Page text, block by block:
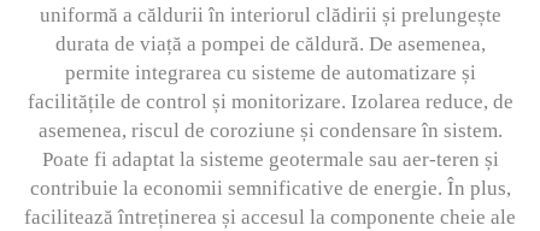
uniformă a căldurii în interiorul clădirii și prelungește
durata de viață a pompei de căldură. De asemenea,
permite integrarea cu sisteme de automatizare și
facilitățile de control și monitorizare. Izolarea reduce, de
asemenea, riscul de coroziune și condensare în sistem.
Poate fi adaptat la sisteme geotermale sau aer-teren și
contribuie la economii semnificative de energie. În plus,
facilitează întreținerea și accesul la componente cheie ale